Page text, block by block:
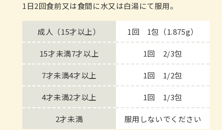
1日2回食前又は食間に水又は白湯にて服用。
成人（15才以上） 1回 1包（1.875g）
15才未満7才以上 1回 2/3包
7才未満4才以上 1回 1/2包
4才未満2才以上 1回 1/3包
2才未満 服用しないでください